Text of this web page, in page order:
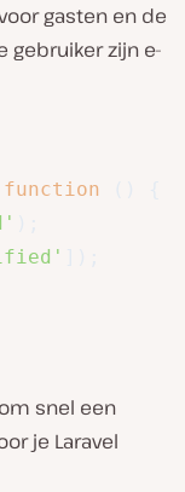
gasten en de
zijn e-
function
snel een
je Laravel